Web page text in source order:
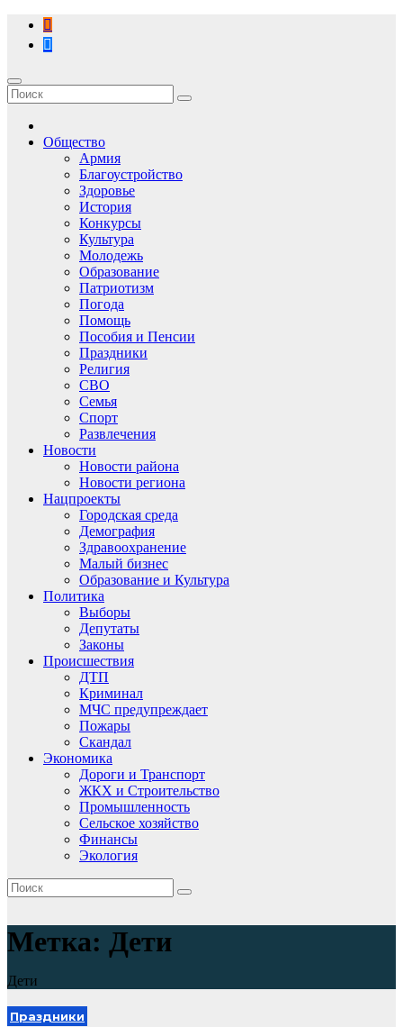
Перейти
содержимому
Общество
Армия
Благоустройство
Здоровье
История
Конкурсы
Культура
Молодежь
Образование
Патриотизм
Погода
Помощь
Пособия и Пенсии
Праздники
Религия
СВО
Семья
Спорт
Развлечения
Новости
Новости района
Новости региона
Нацпроекты
Городская среда
Демография
Здравоохранение
Малый бизнес
Образование и Культура
Политика
Выборы
Депутаты
Законы
Происшествия
ДТП
Криминал
МЧС предупреждает
Пожары
Скандал
Экономика
Дороги и Транспорт
ЖКХ и Строительство
Промышленность
Сельское хозяйство
Финансы
Экология
Метка: Дети
Дети
Праздники